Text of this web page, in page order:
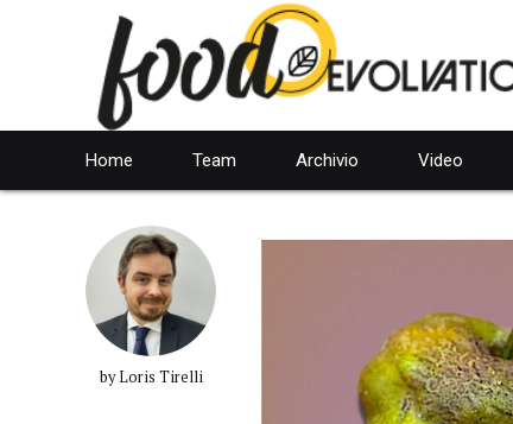
Home Team Archivio Video
by Loris Tirelli